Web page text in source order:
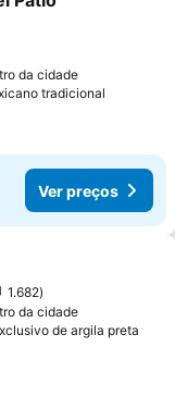
favoritos
da cidade
tradicional
Ver preços
favoritos
1.682
da cidade
de argila preta